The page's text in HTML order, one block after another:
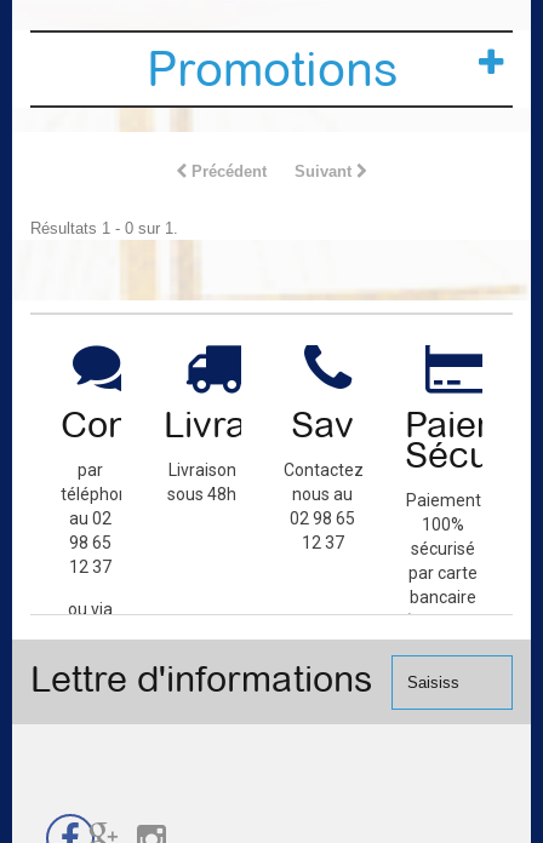
Promotions
Précédent Suivant
Résultats 1 - 0 sur 1.
Contact
par
téléphone
au 02
98 65
12 37
ou via
de
Livraison
Livraison
sous 48h
Sav
Contactez-
nous au
02 98 65
12 37
Paiement
100%
sécurisé
par carte
bancaire
(Mastercard,
Visa, ...) et
Lettre d'informations